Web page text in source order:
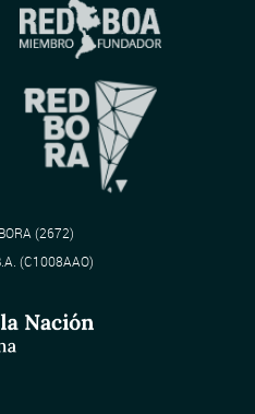
(2672)
(C1008AAO)